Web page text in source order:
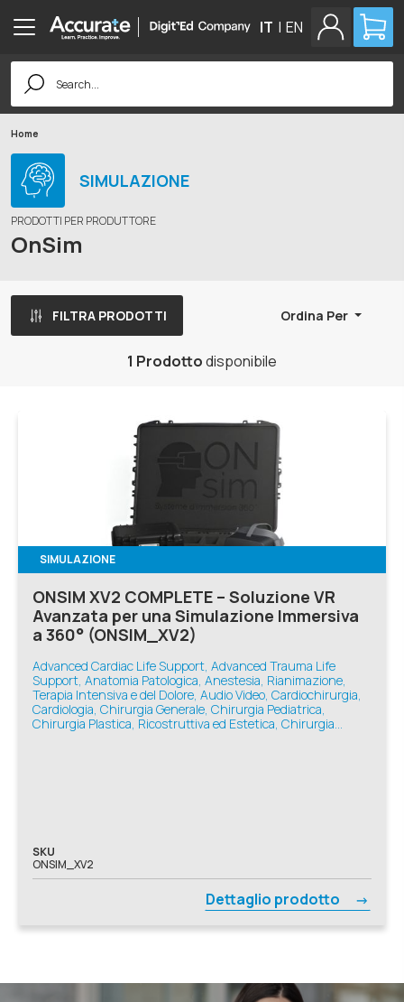
IT | EN
Search
for:
Home
SIMULAZIONE
PRODOTTI PER PRODUTTORE
OnSim
FILTRA PRODOTTI Ordina Per
1 Prodottodisponibile
SIMULAZIONE
ONSIM XV2 COMPLETE – Soluzione VR
Avanzata per una Simulazione Immersiva
a 360° (ONSIM_XV2)
Advanced Cardiac Life Support, Advanced Trauma Life
Support, Anatomia Patologica, Anestesia, Rianimazione,
Terapia Intensiva e del Dolore, Audio Video, Cardiochirurgia,
Cardiologia, Chirurgia Generale, Chirurgia Pediatrica,
Chirurgia Plastica, Ricostruttiva ed Estetica, Chirurgia
SKU
ONSIM_XV2
Dettaglio prodotto